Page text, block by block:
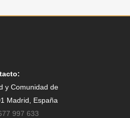
y Comunidad de
Madrid, España
997 633